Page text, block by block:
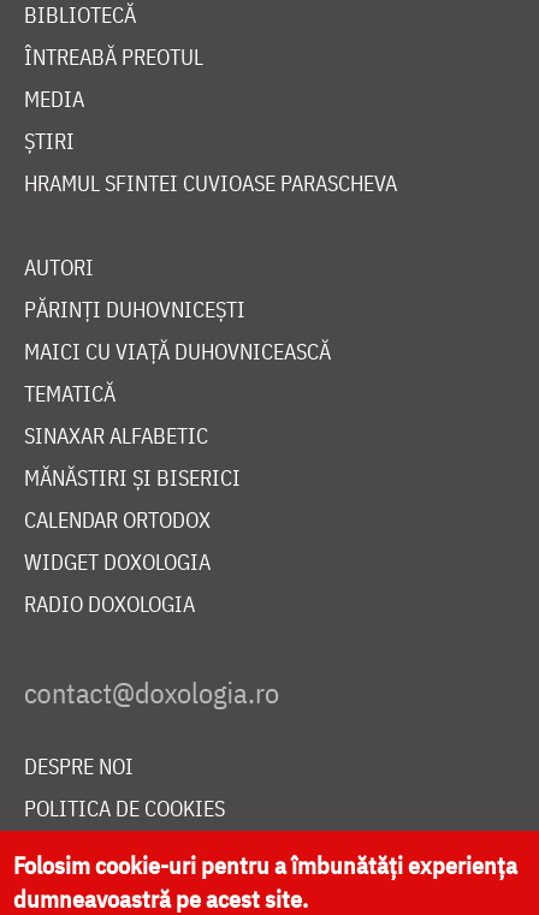
BIBLIOTECĂ
ÎNTREABĂ PREOTUL
MEDIA
ȘTIRI
HRAMUL SFINTEI CUVIOASE PARASCHEVA
AUTORI
PĂRINȚI DUHOVNICEȘTI
MAICI CU VIAȚĂ DUHOVNICEASCĂ
TEMATICĂ
SINAXAR ALFABETIC
MĂNĂSTIRI ȘI BISERICI
CALENDAR ORTODOX
WIDGET DOXOLOGIA
RADIO DOXOLOGIA
DESPRE NOI
POLITICA DE COOKIES
DONEAZĂ ONLINE PENTRU CATEDRALA NAȚIONALĂ
Folosim cookie-uri pentru a îmbunătăți experiența
dumneavoastră pe acest site.